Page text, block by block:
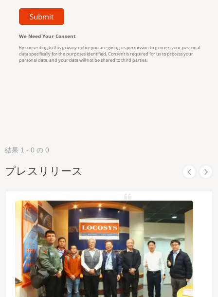
結果 1 - 0 の 0
プレスリリース